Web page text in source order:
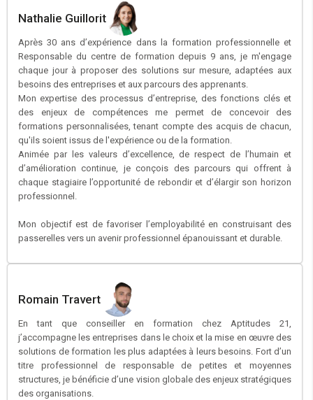
Nathalie Guillorit
Après 30 ans d’expérience dans la formation professionnelle et
Responsable du centre de formation depuis 9 ans, je m'engage
chaque jour à proposer des solutions sur mesure, adaptées aux
besoins des entreprises et aux parcours des apprenants.
Mon expertise des processus d’entreprise, des fonctions clés et
des enjeux de compétences me permet de concevoir des
formations personnalisées, tenant compte des acquis de chacun,
qu'ils soient issus de l'expérience ou de la formation.
Animée par les valeurs d’excellence, de respect de l’humain et
d’amélioration continue, je conçois des parcours qui offrent à
chaque stagiaire l’opportunité de rebondir et d’élargir son horizon
professionnel.
Mon objectif est de favoriser l’employabilité en construisant des
passerelles vers un avenir professionnel épanouissant et durable.
Romain Travert
En tant que conseiller en formation chez Aptitudes 21,
j’accompagne les entreprises dans le choix et la mise en œuvre des
solutions de formation les plus adaptées à leurs besoins. Fort d’un
titre professionnel de responsable de petites et moyennes
structures, je bénéficie d’une vision globale des enjeux stratégiques
des organisations.